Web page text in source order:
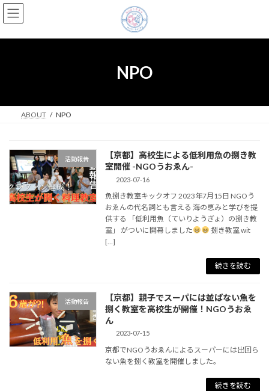
コ
ン
ン
ナ
ビ
ー
NPO
ABOUT NPO
活動報告
【京都】高校生による低利用魚の捌き教
室開催 -NGOうおゑん-
2023-07-16
魚捌き教室キックオフ 2023年7月15日 NGOう
おゑんの代名詞とも言える 海の恵みと学びを提
供する 「低利用魚（ていりようぎょ）の捌き教
室」 がついに開幕しました
捌き教室 wit
[…]
続きを読む
活動報告
【京都】親子でスーパには並ばない魚を
捌く教室を高校生が開催！NGOうおゑ
ん
2023-07-15
京都でNGOうおゑんによるスーパーには出回ら
ない魚を捌く教室を開催しました。
続きを読む